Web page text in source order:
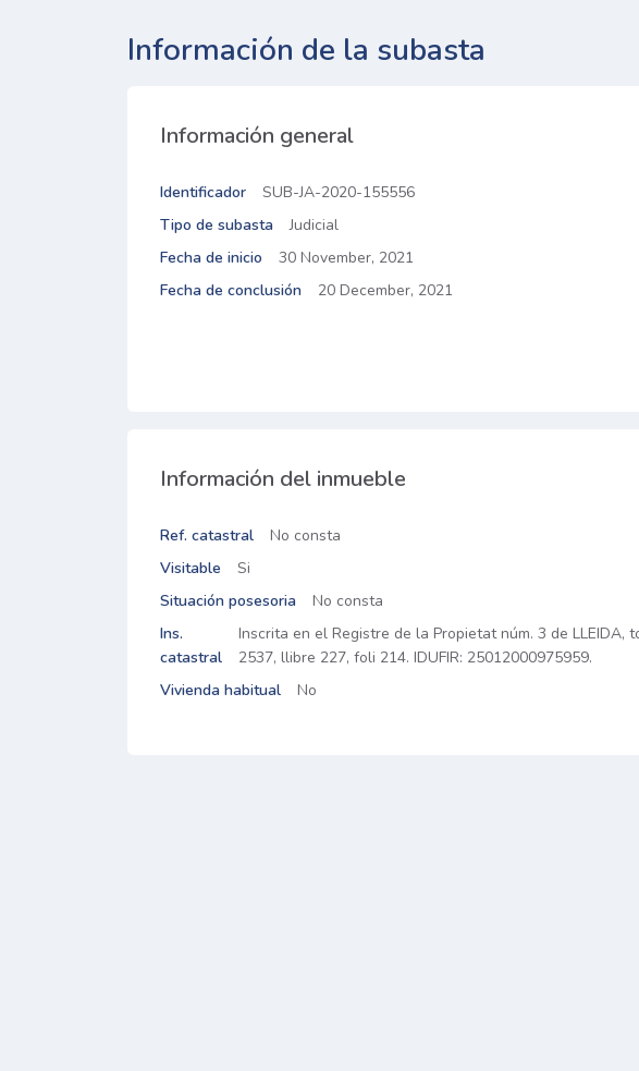
Información de la subasta
Información general
Identificador
SUB-JA-2020-155556
Tipo de subasta
Judicial
Fecha de inicio
30 November, 2021
Fecha de conclusión
20 December, 2021
Información del inmueble
Ref. catastral
No consta
Visitable
Si
Situación posesoria
No consta
Ins.
catastral
Inscrita en el Registre de la Propietat núm. 3 de LLEIDA,
2537, llibre 227, foli 214. IDUFIR: 25012000975959.
Vivienda habitual
No